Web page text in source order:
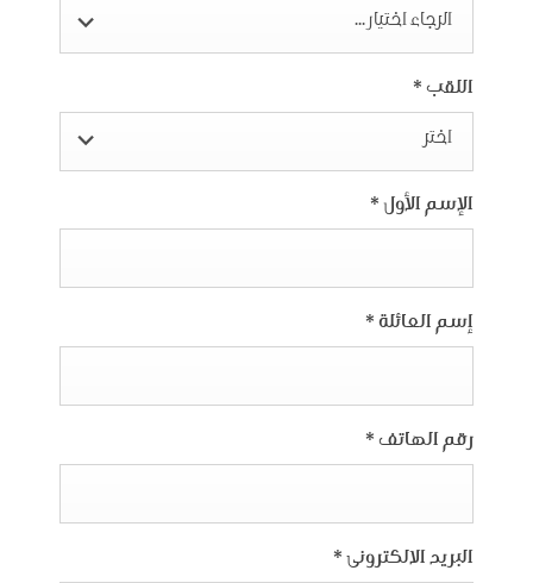
الرجاء اختيار ...
اللقب *
اختر
الإسم الأول *
إسم العائلة *
رقم الهاتف *
البريد الالكترونى *